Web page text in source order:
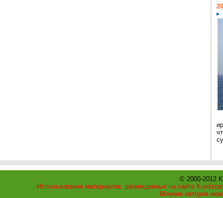
© 2000-2012
Использование материалов, размещенных на сайте
Мнение авторов